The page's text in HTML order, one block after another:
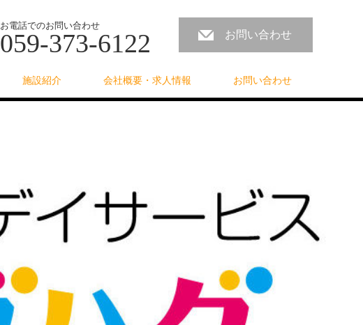
お電話でのお問い合わせ
059-373-6122 お問い合わせ
施設紹介 会社概要・求人情報 お問い合わせ